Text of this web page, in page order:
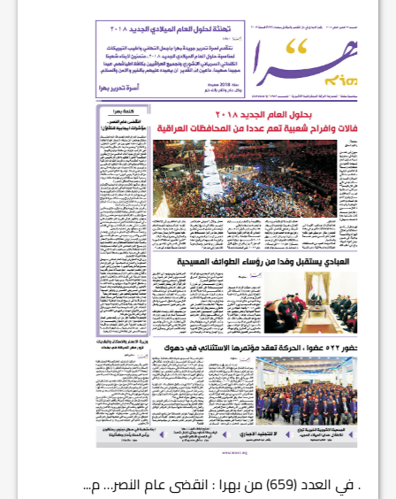
في العدد (659) من بهرا : انقضى عام النصر… م...